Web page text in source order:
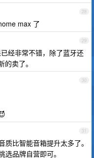
28
max 了
29
经非常不错，除了蓝牙还
卖了。
30
31
比智能音箱提升太多了。
品牌自营即可。